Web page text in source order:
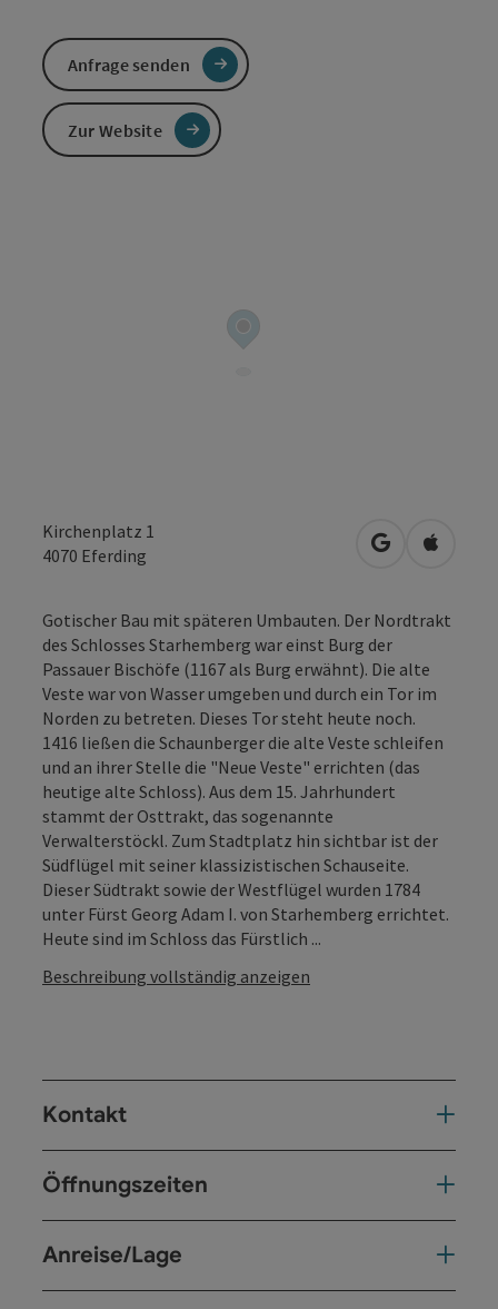
Kirchenplatz 1
4070 Eferding in Google
in
Gotischer Bau mit späteren Umbauten. Der Nordtrakt
des Schlosses Starhemberg war einst Burg der
Passauer Bischöfe (1167 als Burg erwähnt). Die alte
Veste war von Wasser umgeben und durch ein Tor im
Norden zu betreten. Dieses Tor steht heute noch.
1416 ließen die Schaunberger die alte Veste schleifen
und an ihrer Stelle die "Neue Veste" errichten (das
heutige alte Schloss). Aus dem 15. Jahrhundert
stammt der Osttrakt, das sogenannte
Verwalterstöckl. Zum Stadtplatz hin sichtbar ist der
Südflügel mit seiner klassizistischen Schauseite.
Dieser Südtrakt sowie der Westflügel wurden 1784
unter Fürst Georg Adam I. von Starhemberg errichtet.
Heute sind im Schloss das Fürstlich ...
Beschreibung vollständig anzeigen
Kontakt
Öffnungszeiten
Anreise/Lage
Anfrage senden
Zur Website